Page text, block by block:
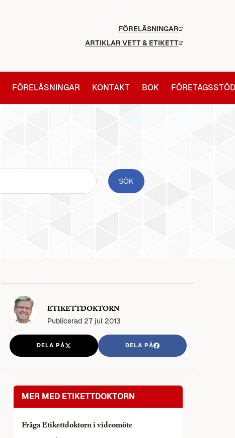
FÖRELÄSNINGAR
ARTIKLAR VETT & ETIKETT
FÖRELÄSNINGAR KONTAKT BOK FÖRETAGSSTÖD
ETIKETTDOKTORN
Publicerad 27 jul 2013
DELA PÅ DELA PÅ
MER MED ETIKETTDOKTORN
Fråga Etikettdoktorn i videomöte